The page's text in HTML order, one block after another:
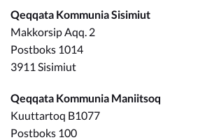
Qeqqata Kommunia Sisimiut
Makkorsip Aqq. 2
Postboks 1014
3911 Sisimiut
Qeqqata Kommunia Maniitsoq
Kuuttartoq B1077
Postboks 100